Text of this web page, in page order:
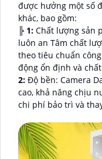
được hưởng một số
khác, bao gồm:
╠ 1: Chất lượng sản
luôn an Tâm chất
theo tiêu chuẩn
động ổn định và
2: Độ bền: Camera
cao, khả năng chịu
chi phí bảo trì và